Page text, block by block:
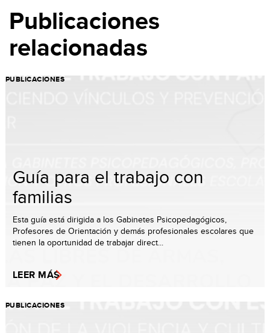
Publicaciones
relacionadas
PUBLICACIONES
Guía para el trabajo con
familias
Esta guía está dirigida a los Gabinetes Psicopedagógicos,
Profesores de Orientación y demás profesionales escolares que
tienen la oportunidad de trabajar direct...
LEER MÁS
PUBLICACIONES